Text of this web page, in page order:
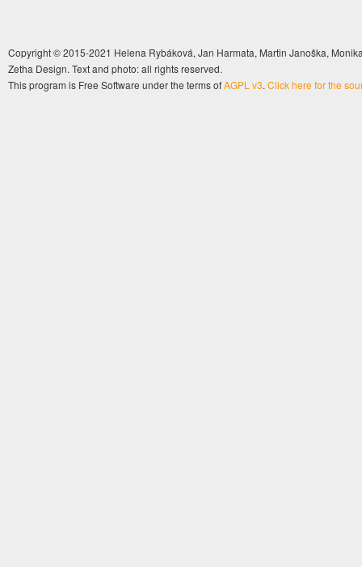
Copyright © 2015-2021 Helena Rybáková, Jan Harmata, Martin Janoška,
Zetha Design. Text and photo: all rights reserved.
This program is Free Software under the terms ofAGPL v3. Click here for the